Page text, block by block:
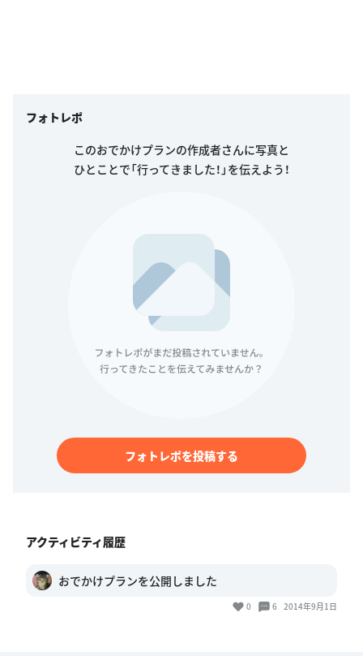
フォトレポ
このおでかけプランの作成者さんに写真と
ひとことで「行ってきました！」を伝えよう！
フォトレポを投稿する
アクティビティ履歴
おでかけプランを公開しました
0 6 2014年9月1日